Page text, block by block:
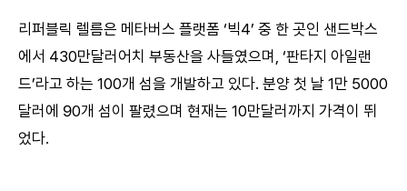
리퍼블릭 렐름은 메타버스 플랫폼 ‘빅4’ 중 한 곳인 샌드박스
에서 430만달러어치 부동산을 사들였으며, ‘판타지 아일랜
드’라고 하는 100개 섬을 개발하고 있다. 분양 첫 날 1만 5000
달러에 90개 섬이 팔렸으며 현재는 10만달러까지 가격이 뛰
었다.